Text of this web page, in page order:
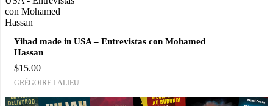
Yihad made in USA – Entrevistas con Mohamed
Hassan
$15.00
GRÉGOIRE LALIEU